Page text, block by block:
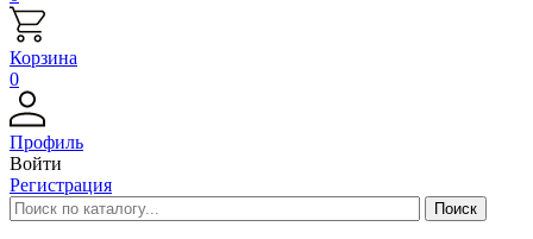
Корзина
0
Профиль
Войти
Регистрация